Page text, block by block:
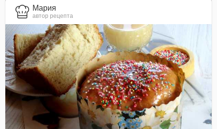
Мария
автор рецепта